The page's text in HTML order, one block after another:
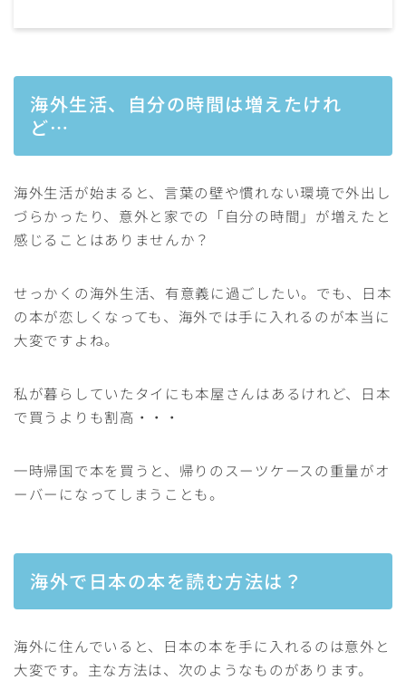
海外生活、自分の時間は増えたけれ
ど…
海外生活が始まると、言葉の壁や慣れない環境で外出し
づらかったり、意外と家での「自分の時間」が増えたと
感じることはありませんか？
せっかくの海外生活、有意義に過ごしたい。でも、日本
の本が恋しくなっても、海外では手に入れるのが本当に
大変ですよね。
私が暮らしていたタイにも本屋さんはあるけれど、日本
で買うよりも割高・・・
一時帰国で本を買うと、帰りのスーツケースの重量がオ
ーバーになってしまうことも。
海外で日本の本を読む方法は？
海外に住んでいると、日本の本を手に入れるのは意外と
大変です。主な方法は、次のようなものがあります。